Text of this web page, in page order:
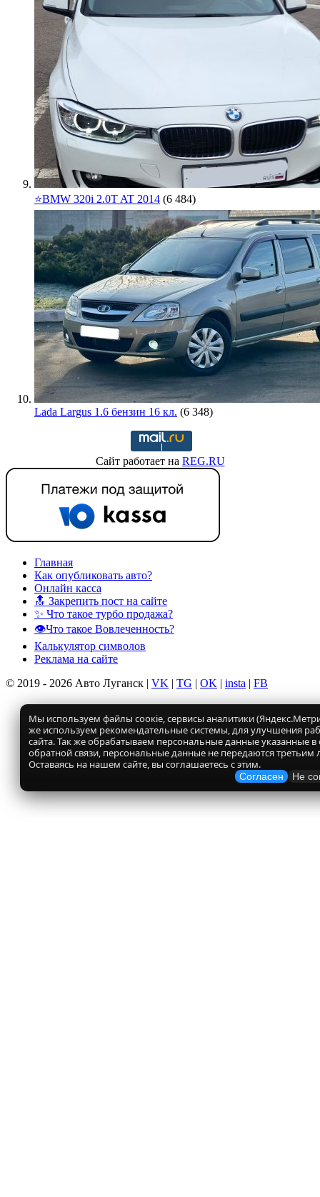
⭐️BMW 320i 2.0T AT 2014 (6 484)
Lada Largus 1.6 бензин 16 кл. (6 348)
Сайт работает на REG.RU
Главная
Как опубликовать авто?
Онлайн касса
🔝 Закрепить пост на сайте
✨ Что такое турбо продажа?
👁️Что такое Вовлеченность?
Калькулятор символов
Реклама на сайте
© 2019 - 2026 Авто Луганск | VK | TG | OK | insta | FB
Мы используем файлы соокіе, сервисы аналитики
же используем рекомендательные системы, для улучшения
сайта. Так же обрабатываем персональные данные указанные
обратной связи, персональные данные не передаются третьим
Оставаясь на нашем сайте, вы соглашаетесь с этим.
Согласен Не